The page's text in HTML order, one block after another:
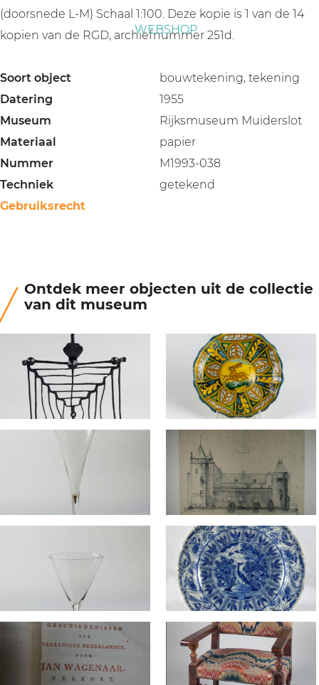
WEBSHOP
(doorsnede L-M) Schaal 1:100. Deze kopie is 1 van de 14
kopien van de RGD, archiefnummer 251d.
Soort object
bouwtekening, tekening
Datering
1955
Museum
Rijksmuseum Muiderslot
Materiaal
papier
Nummer
M1993-038
Techniek
getekend
Gebruiksrecht
Ontdek meer objecten uit de collectie
van dit museum